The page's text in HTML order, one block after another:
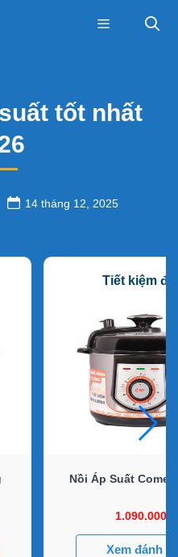
tốt nhất
14 tháng 12, 2025
Tiết kiệm
Nồi Áp Suất Comet
1.090.000đ
Xem đánh